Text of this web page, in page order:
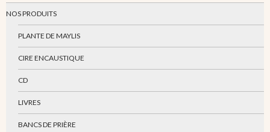
NOS PRODUITS
PLANTE DE MAYLIS
CIRE ENCAUSTIQUE
CD
LIVRES
BANCS DE PRIÈRE